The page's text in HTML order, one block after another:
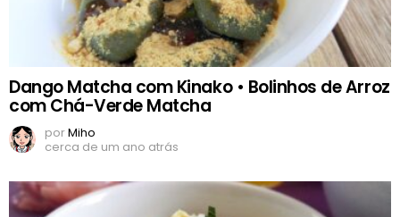
Dango Matcha com Kinako • Bolinhos de Arroz
com Chá-Verde Matcha
porMiho
cerca de um ano atrás